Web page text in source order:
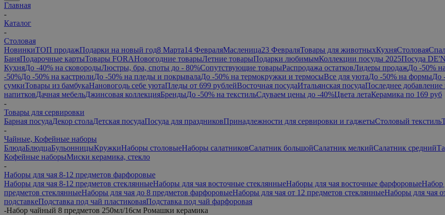
Главная
-
Каталог
-
Столовая
НовинкиТОП продажПодарки на новый год8 Марта14 ФевраляМасленица23 ФевраляТовары для животныхКухняСтоловая
БаняПодарочные картыТовары FORAНовогодние товарыЛетние товарыПодарки любимымКоллекции посуды 2025Посуда
КухняДо -40% на сковородыЛюстры, бра, споты до - 80%Сопутствующие товарыРаспродажа остатковЛидеры продажДо -50%
-50%До -50% на кастрюлиДо -50% на пледы и покрывалаДо -50% на термокружки и термосыВсе для уютаДо -50% на формыДо
сумкиТовары из бамбукаНановогодь себе уютаПледы от 699 рублейВосточная посудаИтальянская посудаПоследнее добавление
напитковДачная мебельДжинсовая коллекцияБрендыДо -50% на текстильСдуваем цены до -40%Цвета летаКерамика по 169 руб
-
Товары для сервировки
Барная посудаДекор столаДетская посудаПосуда для праздниковПринадлежности для сервировки и гаджетыСтоловый текстиль
-
Чайные, Кофейные наборы
БлюдаБлюдцаБульонницыКружкиНаборы столовыеНаборы салатниковСалатник большойСалатник мелкийСалатник средний
Кофейные наборыМиски керамика, стекло
-
Наборы для чая 8-12 предметов фарфоровые
Наборы для чая 8-12 предметов стеклянныеНаборы для чая восточные стеклянныеНаборы для чая восточные фарфоровыеНабор
предметов стеклянныеНаборы для чая до 8 предметов фарфоровыеНаборы для чая от 12 предметов стеклянныеНаборы для чая
подставкеПодставка под чай пластиковаяПодставка под чай фарфоровая
-Набор чайный 8 предметов 250мл/16см Ромашки керамика